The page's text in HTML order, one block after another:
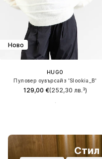
Ново
HUGO
Пуловер оувърсайз 'Slookia_B'
129,00 €(252,30 лв.³)
Стил